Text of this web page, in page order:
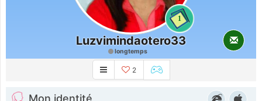
1
Luzvimindaotero33
longtemps
2
Mon identité